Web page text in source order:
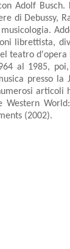
Adolf Busch.
di Debussy,
librettista,
teatro d'opera
al 1985,
presso la
articoli
Western
(2002).